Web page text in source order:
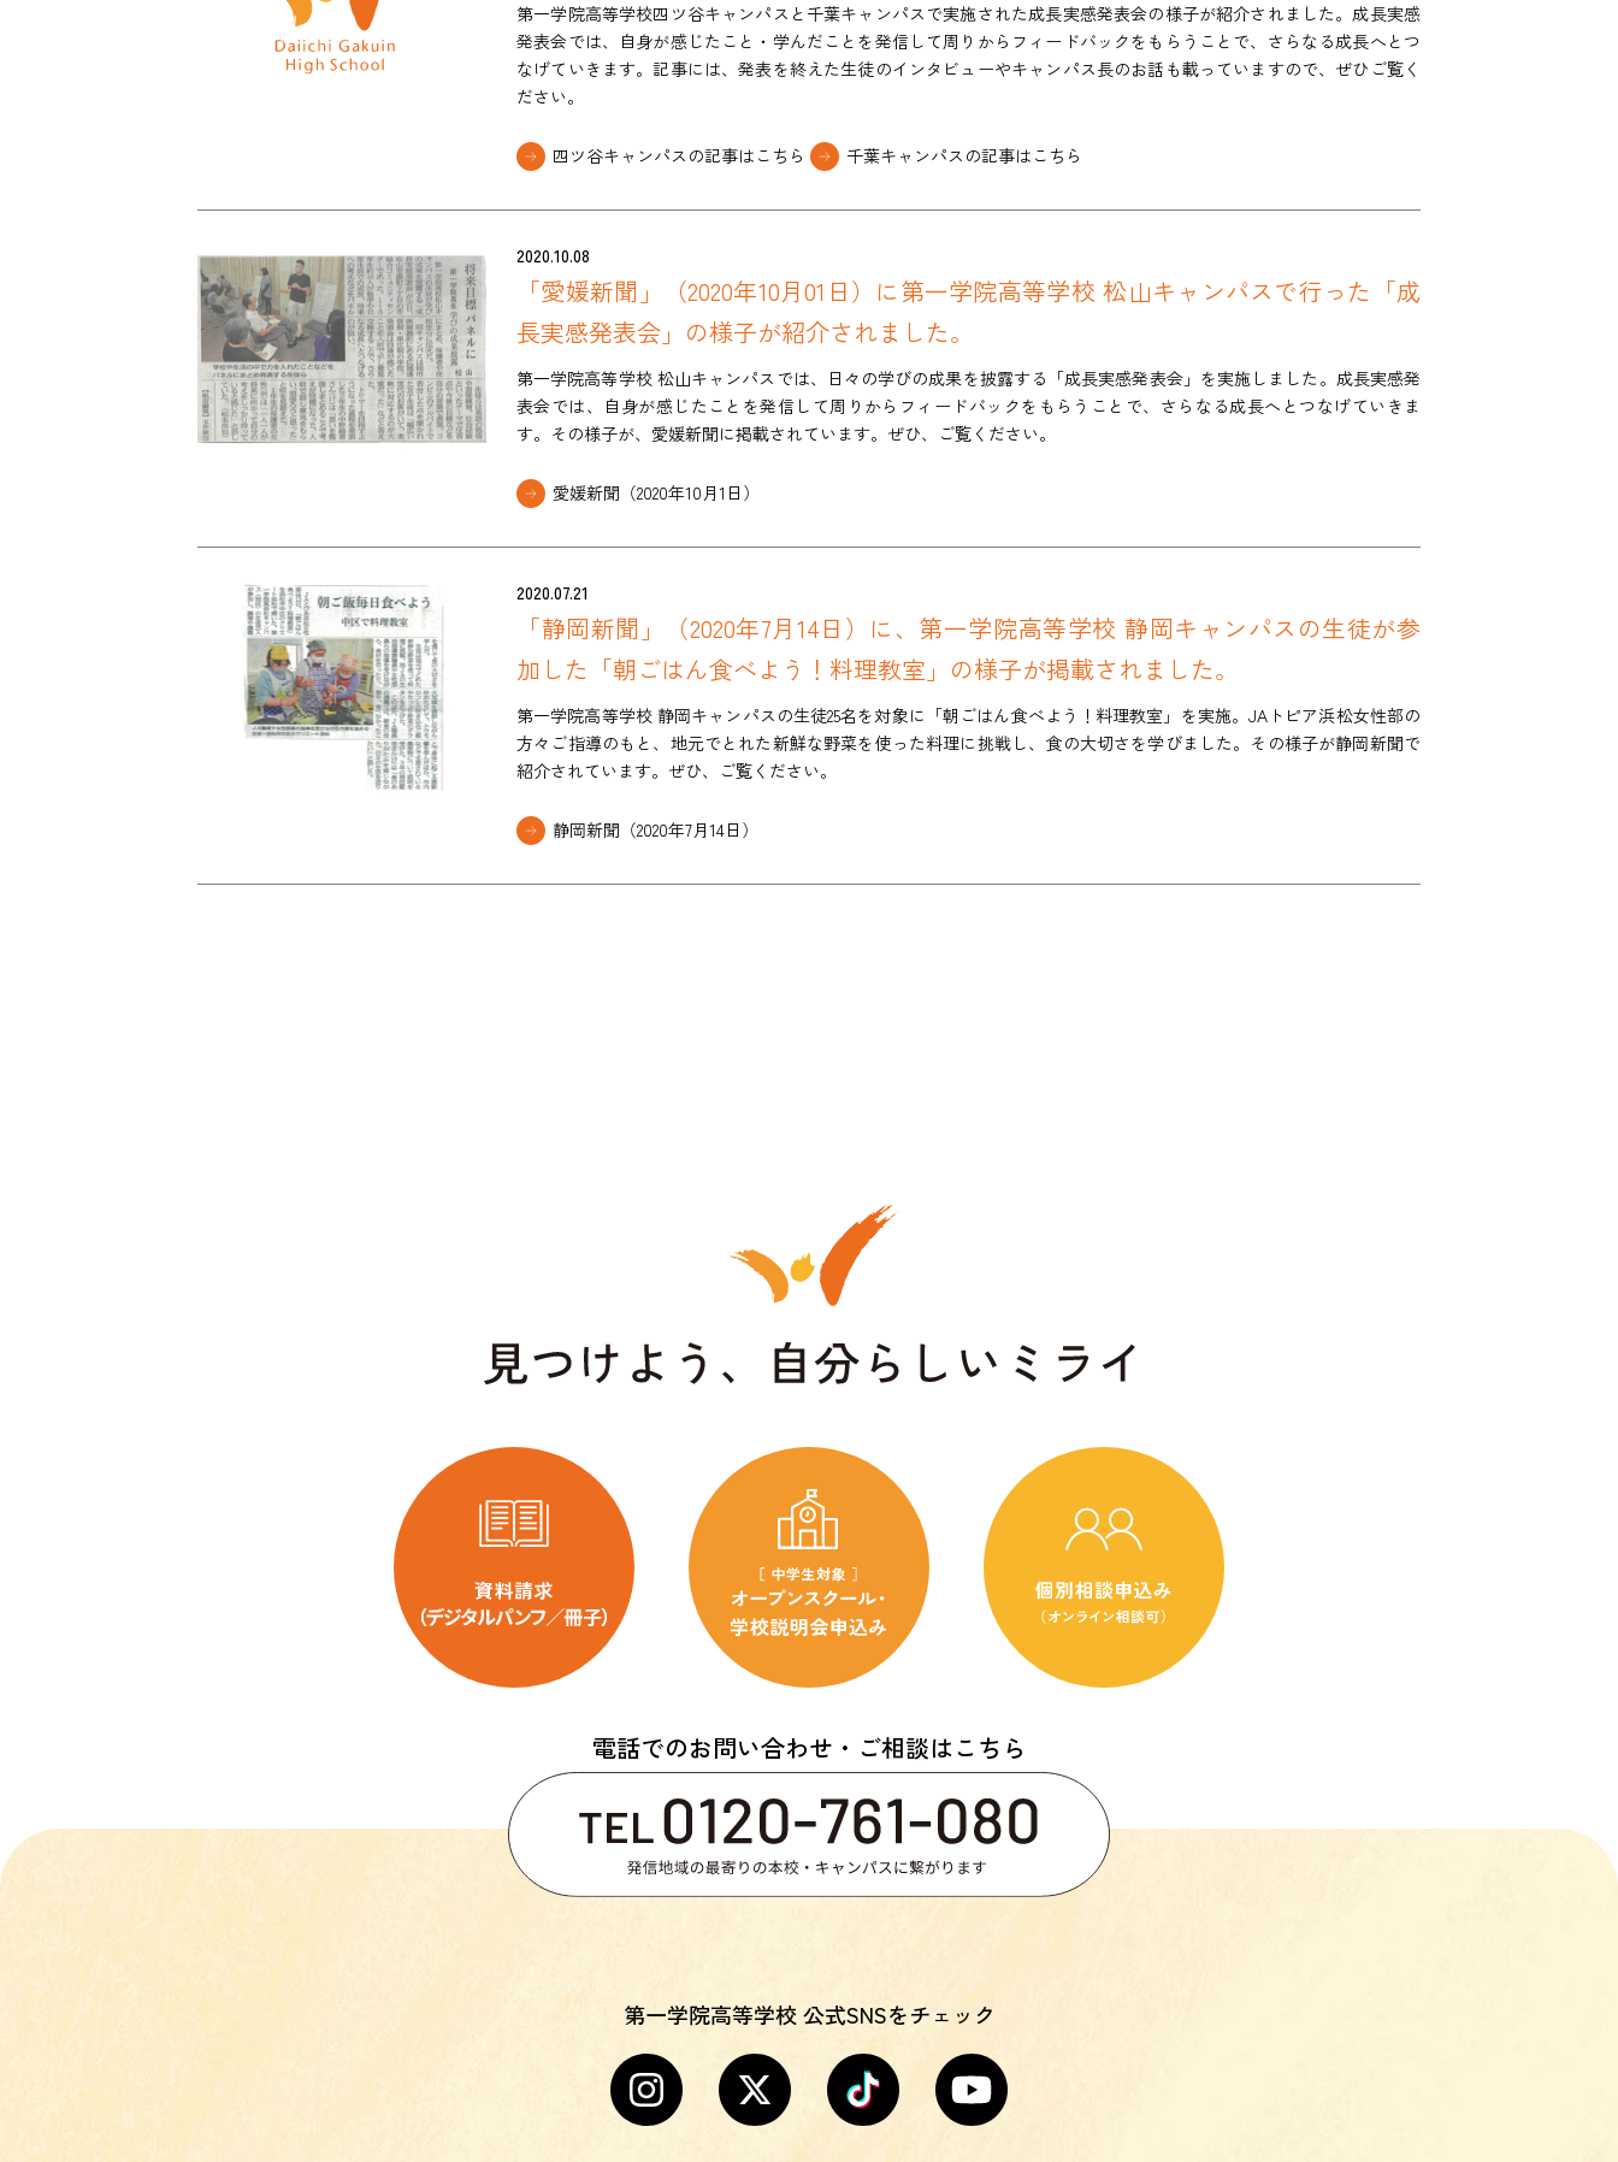
第一学院高等学校四ツ谷キャンパスと千葉キャンパスで実施された成長実感発表会の様子が紹介されました。成長実感
発表会では、自身が感じたこと・学んだことを発信して周りからフィードバックをもらうことで、さらなる成長へとつ
なげていきます。記事には、発表を終えた生徒のインタビューやキャンパス長のお話も載っていますので、ぜひご覧く
ださい。
四ツ谷キャンパスの記事はこちら 千葉キャンパスの記事はこちら
2020.10.08
「愛媛新聞」（2020年10月01日）に第一学院高等学校 松山キャンパスで行った「成
長実感発表会」の様子が紹介されました。
第一学院高等学校 松山キャンパスでは、日々の学びの成果を披露する「成長実感発表会」を実施しました。成長実感発
表会では、自身が感じたことを発信して周りからフィードバックをもらうことで、さらなる成長へとつなげていきま
す。その様子が、愛媛新聞に掲載されています。ぜひ、ご覧ください。
愛媛新聞（2020年10月1日）
2020.07.21
「静岡新聞」（2020年7月14日）に、第一学院高等学校 静岡キャンパスの生徒が参
加した「朝ごはん食べよう！料理教室」の様子が掲載されました。
第一学院高等学校 静岡キャンパスの生徒25名を対象に「朝ごはん食べよう！料理教室」を実施。JAトピア浜松女性部の
方々ご指導のもと、地元でとれた新鮮な野菜を使った料理に挑戦し、食の大切さを学びました。その様子が静岡新聞で
紹介されています。ぜひ、ご覧ください。
静岡新聞（2020年7月14日）
電話でのお問い合わせ・ご相談はこちら
第一学院高等学校 公式SNSをチェック